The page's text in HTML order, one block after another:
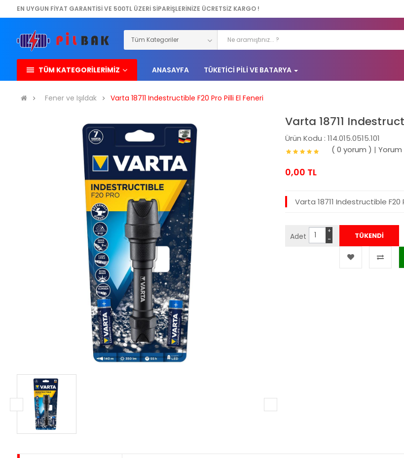
EN UYGUN FİYAT GARANTİSİ VE 500TL ÜZERİ SİPARİŞLERİNİZE ÜCRETSİZ KARGO !
TÜM KATEGORİLERİMİZ ANASAYFA TÜKETICI PILI VE BATARYA
Fener ve Işıldak Varta 18711 Indestructible F20 Pro Pilli El Feneri
Varta 18711
Ürün Kodu : 114.015.0515.101
( 0 yorum ) |Yorum
0,00 TL
Varta 18711 Indestructible F20
Adet −
+